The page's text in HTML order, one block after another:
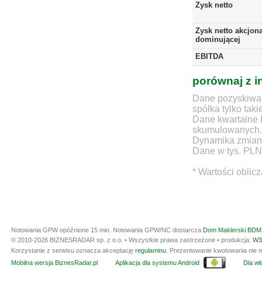
Zysk netto
Zysk netto
dominującej
EBITDA
porównaj z
Dane
spółka tylko
Dane
skumulowanych.
Dynamika
Dane w tys. PLN
* Wartości
Notowania GPW opóźnione 15 min. Notowania GPW/NC dostarcza Dom Maklerski
© 2010-2026 BIZNESRADAR sp. z o.o. • Wszystkie prawa zastrzeżone • produkcja:
Korzystanie z serwisu oznacza akceptację regulaminu . Prezentowanie kwotowania
Mobilna wersja BiznesRadar.pl
Aplikacja dla systemu Android Dla